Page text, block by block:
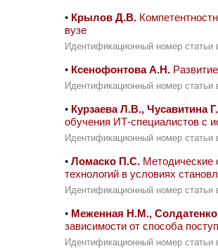
• Крылов Д.В.
вузе
Идентификационный номер статьи
• Ксенофонтова А.Н.
Идентификационный номер статьи
• Курзаева Л.В., Чусавитина
обучения ИТ-специалистов с
Идентификационный номер статьи
• Ломаско П.С. Методические
технологий в условиях
Идентификационный номер статьи
• Меженная Н.М.,
зависимости от способа
Идентификационный номер статьи